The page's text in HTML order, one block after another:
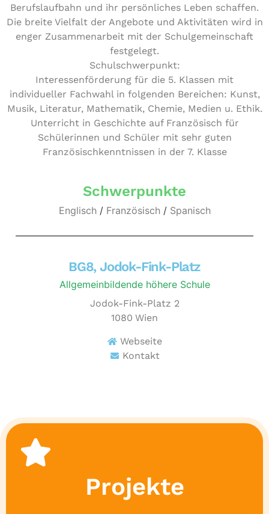
Berufs­lauf­bahn und ihr per­sön­li­ches Leben schaffen.
Die breite Vielfalt der Angebote und Akti­vi­tä­ten wird in
enger Zusam­men­ar­beit mit der Schul­ge­mein­schaft
festgelegt.
Schulschwerpunkt:
Inter­es­sen­för­de­rung für die 5. Klassen mit
indi­vi­du­el­ler Fachwahl in folgenden Bereichen: Kunst,
Musik, Literatur, Mathe­ma­tik, Chemie, Medien u. Ethik.
Unter­richt in Geschich­te auf Fran­zö­sisch für
Schülerinnen und Schüler mit sehr guten
Fran­zö­sisch­kennt­nis­sen in der 7. Klasse
Schwerpunkte
Englisch/ Französisch/ Spanisch
BG8, Jodok-Fink-Platz
Allgemeinbildende höhere Schule
Jodok-Fink-Platz 2
1080 Wien
Webseite
Kontakt
Projekte